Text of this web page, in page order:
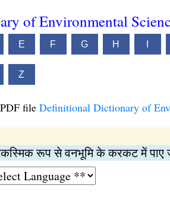
of Environmental
E F G H
Z
file Definitional Dictionary of
रूप से वनभूमि के करकट में पाए